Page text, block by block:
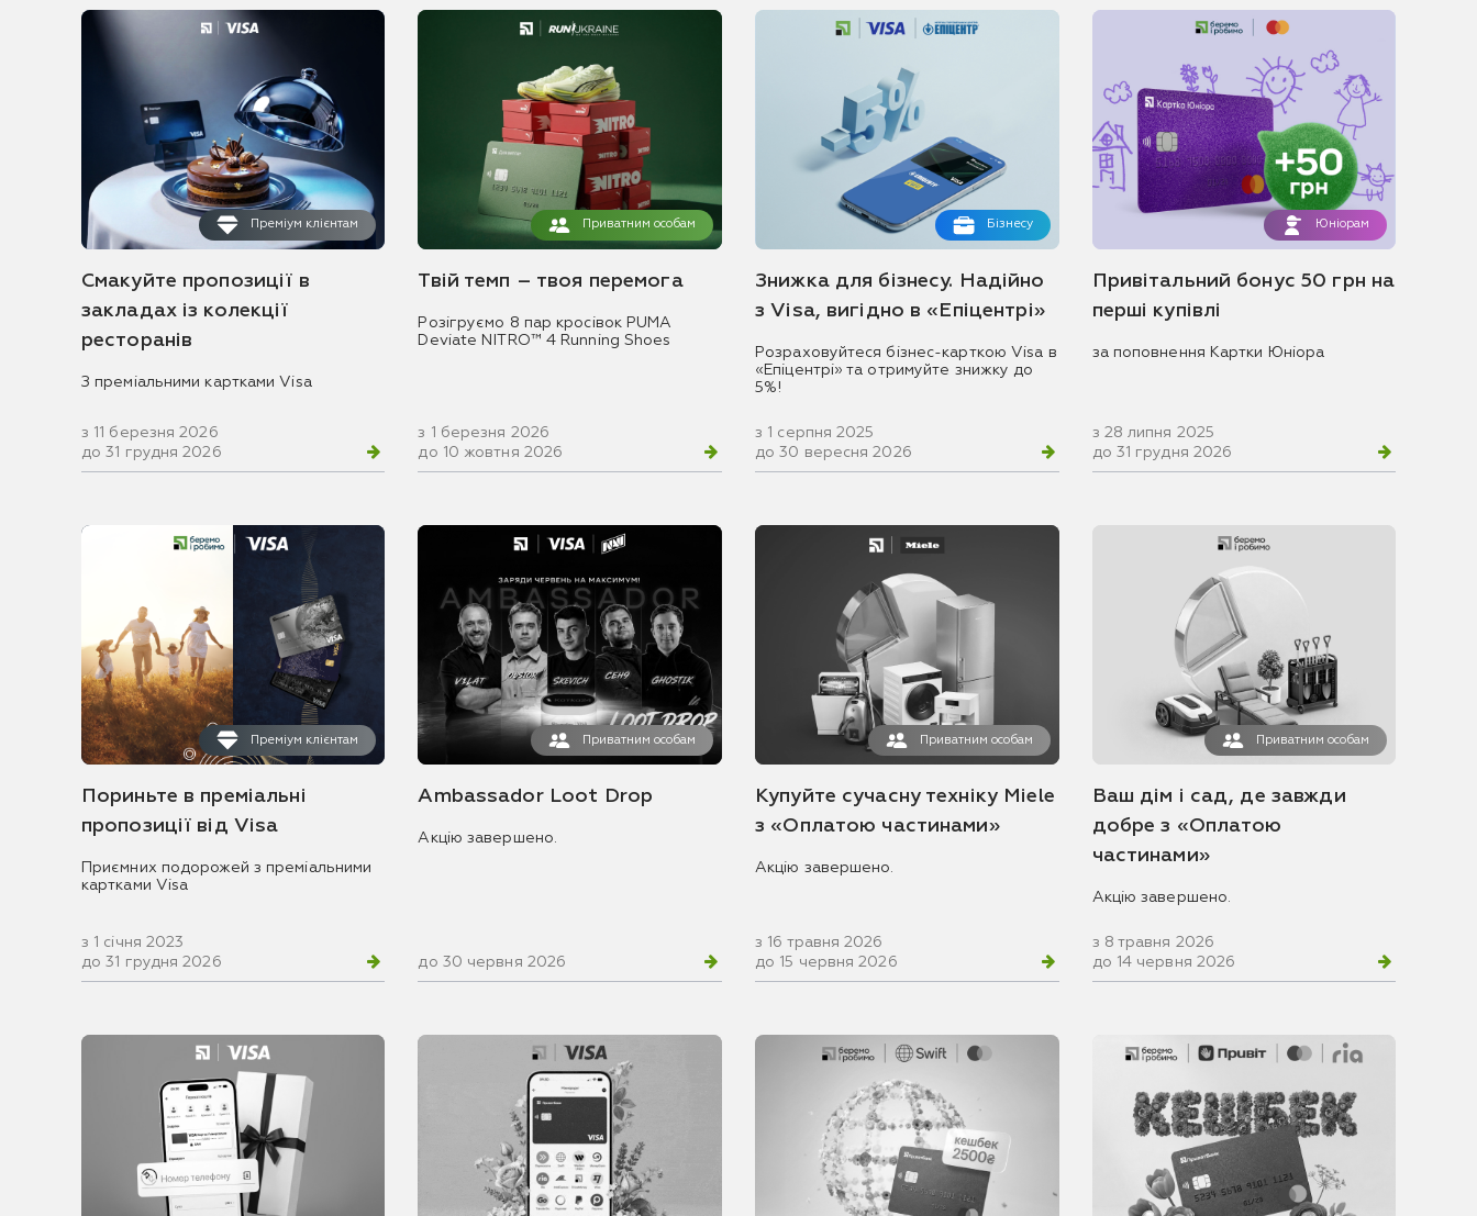
Преміум клієнтам
Смакуйте пропозиції в
закладах із колекції
ресторанів
З преміальними картками Visa
з 11 березня 2026
до 31 грудня 2026
Приватним особам
Твій темп – твоя перемога
Розігруємо 8 пар кросівок PUMA
Deviate NITRO™ 4 Running Shoes
з 1 березня 2026
до 10 жовтня 2026
Бізнесу
Знижка для бізнесу. Надійно
з Visa, вигідно в «Епіцентрі»
Розраховуйтеся бізнес-карткою Visa в
«Епіцентрі» та отримуйте знижку до
5%!
з 1 серпня 2025
до 30 вересня 2026
Юніорам
Привітальний бонус 50 грн на
перші купівлі
за поповнення Картки Юніора
з 28 липня 2025
до 31 грудня 2026
Преміум клієнтам
Пориньте в преміальні
пропозиції від Visa
Приємних подорожей з преміальними
картками Visa
з 1 січня 2023
до 31 грудня 2026
Приватним особам
Ambassador Loot Drop
Акцію завершено.
до 30 червня 2026
Приватним особам
Купуйте сучасну техніку Miele
з «Оплатою частинами»
Акцію завершено.
з 16 травня 2026
до 15 червня 2026
Приватним особам
Ваш дім і сад, де завжди
добре з «Оплатою
частинами»
Акцію завершено.
з 8 травня 2026
до 14 червня 2026